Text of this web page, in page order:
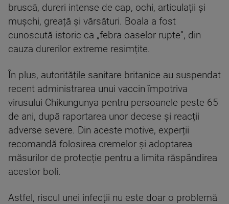
bruscă, dureri intense de cap, ochi, articulații și
mușchi, greață și vărsături. Boala a fost
cunoscută istoric ca „febra oaselor rupte”, din
cauza durerilor extreme resimțite.
În plus, autoritățile sanitare britanice au suspendat
recent administrarea unui vaccin împotriva
virusului Chikungunya pentru persoanele peste 65
de ani, după raportarea unor decese și reacții
adverse severe. Din aceste motive, experții
recomandă folosirea cremelor și adoptarea
măsurilor de protecție pentru a limita răspândirea
acestor boli.
Astfel, riscul unei infecții nu este doar o problemă